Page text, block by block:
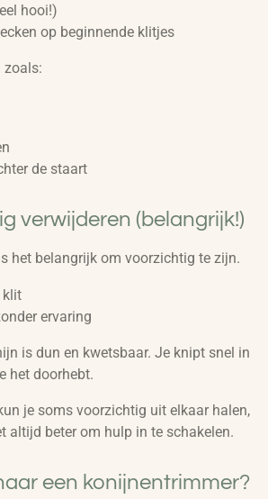
hooi!)
op beginnende klitjes
zoals:
de staart
verwijderen (belangrijk!)
het belangrijk om voorzichtig te zijn.
klit
ervaring
is dun en kwetsbaar. Je knipt snel in
het doorhebt.
je soms voorzichtig uit elkaar halen,
altijd beter om hulp in te schakelen.
een konijnentrimmer?